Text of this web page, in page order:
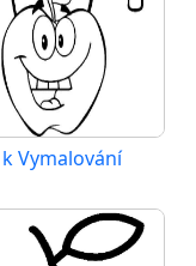
k Vymalování